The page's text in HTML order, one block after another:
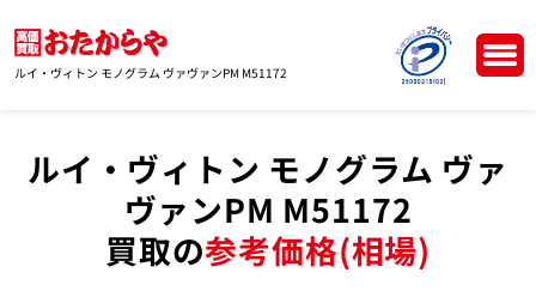
ルイ・ヴィトン モノグラム ヴァヴァンPM M51172
ルイ・ヴィトン モノグラム ヴァ
ヴァンPM M51172
買取の参考価格(相場)